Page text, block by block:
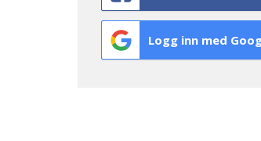
Logg inn med